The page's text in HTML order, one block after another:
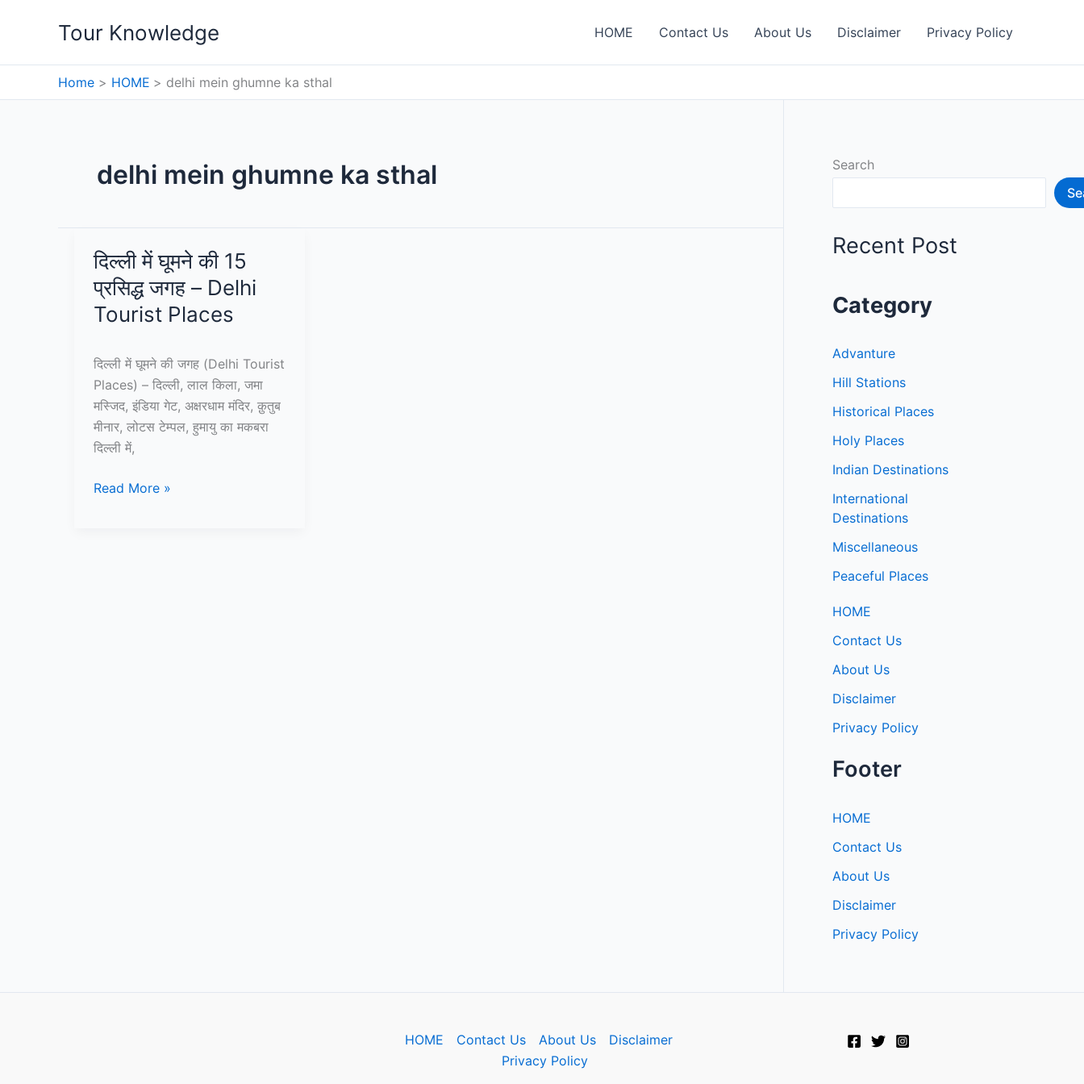
Tour Knowledge HOME Contact Us About Us Disclaimer Privacy Policy
Home HOME delhi mein ghumne ka sthal
delhi mein ghumne ka sthal
दिल्ली में घूमने की 15
प्रसिद्ध जगह – Delhi
Tourist Places
दिल्ली में घूमने की जगह (Delhi Tourist
Places) – दिल्ली, लाल किला, जमा
मस्जिद, इंडिया गेट, अक्षरधाम मंदिर, क़ुतुब
मीनार, लोटस टेम्पल, हुमायु का मकबरा
दिल्ली में,
दिल्ली
Read More »
Search
Recent Post
Category
Advanture
Hill Stations
Historical Places
Holy Places
Indian Destinations
International
Destinations
Miscellaneous
Peaceful Places
HOME
Contact Us
About Us
Disclaimer
Privacy Policy
Footer
HOME
Contact Us
About Us
Disclaimer
Privacy Policy
HOME Contact Us About Us
Disclaimer
Privacy Policy